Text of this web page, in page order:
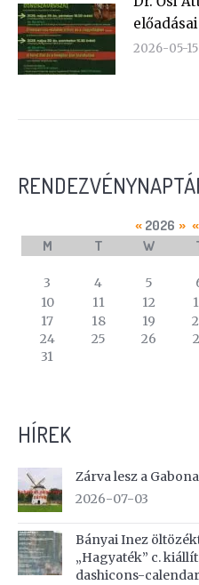
előadásai
2026-05-15
calendar
events
« 2026 » «
M T W
3
4 5
10
11 12
17
18 19
24
25 26
31
HÍREK
Zárva lesz a
2026-07-03
Bányai Inez
„Hagyaték” c.
dashicons-